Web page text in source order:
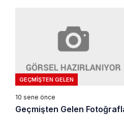
GEÇMIŞTEN GELEN
10 sene önce
Geçmişten Gelen